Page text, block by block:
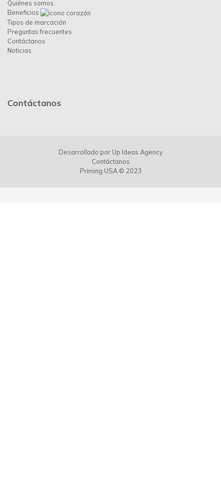
Quiénes somos
Beneficios
Tipos de marcación
Preguntas frecuentes
Contáctanos
Noticias
Contáctanos
Desarrollado por Up Ideas Agency
Contáctanos
Priming USA © 2023